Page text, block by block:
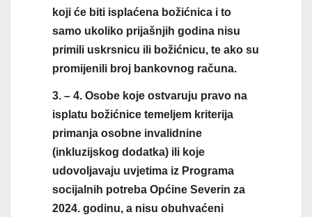
koji će biti isplaćena božićnica i to
samo ukoliko prijašnjih godina nisu
primili uskrsnicu ili božićnicu, te ako su
promijenili broj bankovnog računa.
3. – 4. Osobe koje ostvaruju pravo na
isplatu božićnice temeljem kriterija
primanja osobne invalidnine
(inkluzijskog dodatka) ili koje
udovoljavaju uvjetima iz Programa
socijalnih potreba Općine Severin za
2024. godinu, a nisu obuhvaćeni